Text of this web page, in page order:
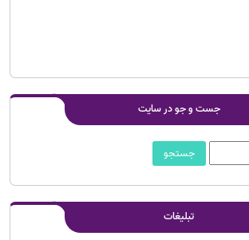
جست و جو در سایت
تبلیغات